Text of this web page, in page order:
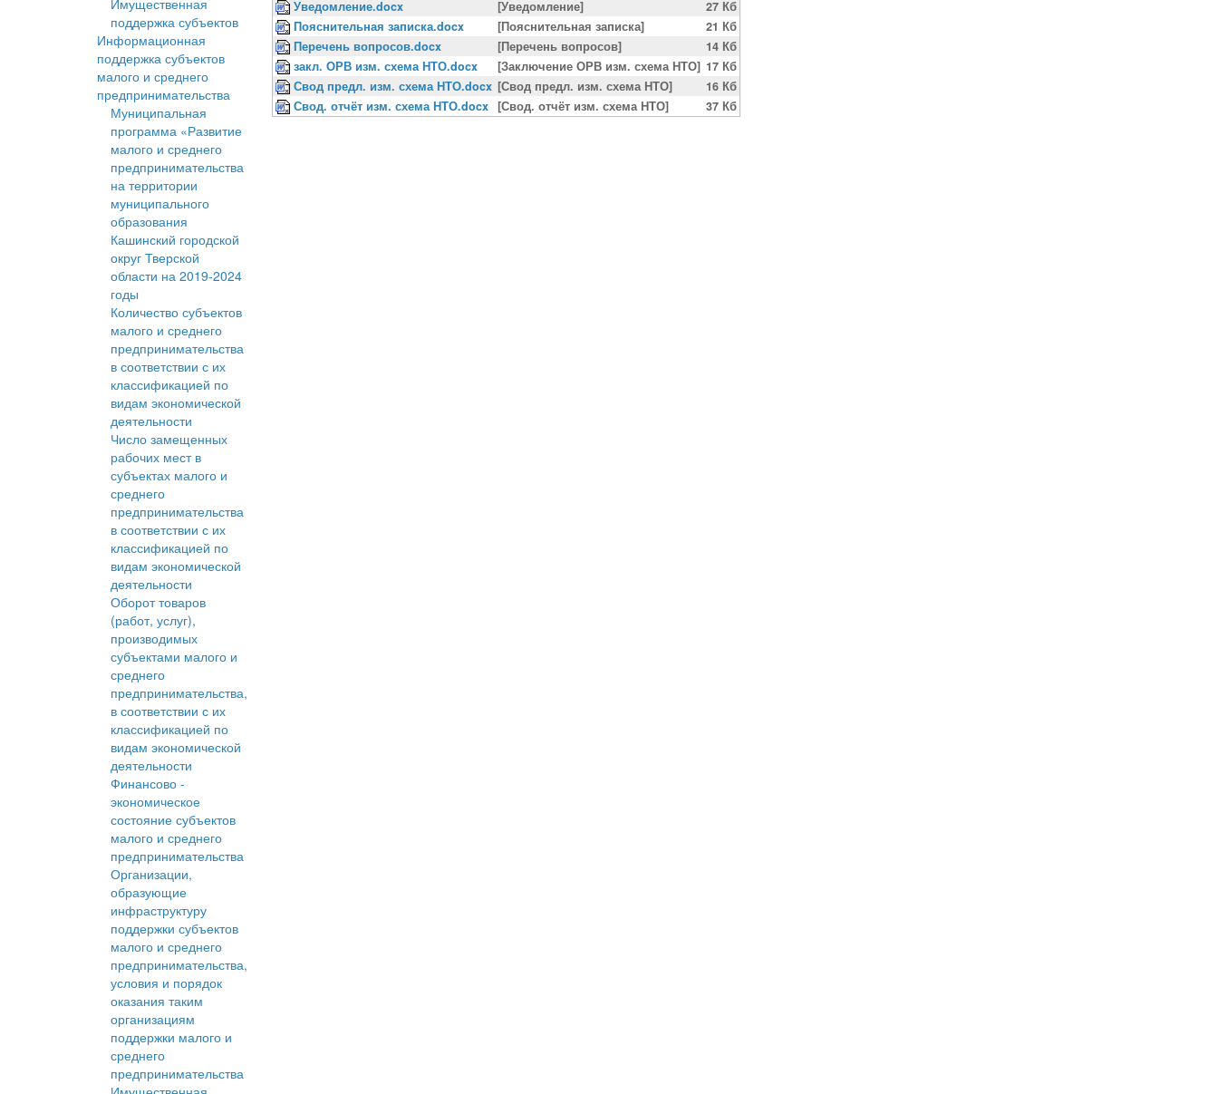
Имущественная
поддержка субъектов
Информационная
поддержка субъектов
малого и среднего
предпринимательства
Муниципальная
программа «Развитие
малого и среднего
предпринимательства
на территории
муниципального
образования
Кашинский городской
округ Тверской
области на 2019-2024
годы
Количество субъектов
малого и среднего
предпринимательства
в соответствии с их
классификацией по
видам экономической
деятельности
Число замещенных
рабочих мест в
субъектах малого и
среднего
предпринимательства
в соответствии с их
классификацией по
видам экономической
деятельности
Оборот товаров
(работ, услуг),
производимых
субъектами малого и
среднего
предпринимательства,
в соответствии с их
классификацией по
видам экономической
деятельности
Финансово -
экономическое
состояние субъектов
малого и среднего
предпринимательства
Организации,
образующие
инфраструктуру
поддержки субъектов
малого и среднего
предпринимательства,
условия и порядок
оказания таким
организациям
поддержки малого и
среднего
предпринимательства
Уведомление.docx
[Уведомление]
27 Кб
Пояснительная записка.docx
[Пояснительная записка]
21 Кб
Перечень вопросов.docx
[Перечень вопросов]
14 Кб
закл. ОРВ изм. схема НТО.docx
[Заключение ОРВ изм. схема НТО] 17 Кб
Свод предл. изм. схема НТО.docx [Свод предл. изм. схема НТО]
16 Кб
Свод. отчёт изм. схема НТО.docx [Свод. отчёт изм. схема НТО] 37 Кб